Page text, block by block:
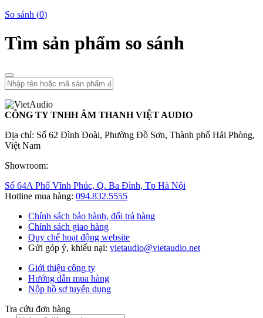
So sánh (0)
Tìm sản phẩm so sánh
CÔNG TY TNHH ÂM THANH VIỆT AUDIO
Địa chỉ: Số 62 Đình Đoài, Phường Đồ Sơn, Thành phố Hải Phòng,
Việt Nam
Showroom:
Số 64A Phố Vĩnh Phúc, Q. Ba Đình, Tp Hà Nội
Hotline mua hàng: 094.832.5555
Chính sách bảo hành, đổi trả hàng
Chính sách giao hàng
Quy chế hoạt động website
Gửi góp ý, khiếu nại: vietaudio@vietaudio.net
Giới thiệu công ty
Hướng dẫn mua hàng
Nộp hồ sơ tuyển dụng
Tra cứu đơn hàng